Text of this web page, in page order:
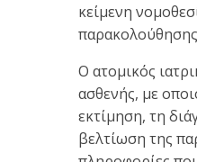
κείμενη
Ο ατομικός
ασθενής, με
εκτίμηση, τη
βελτίωση της